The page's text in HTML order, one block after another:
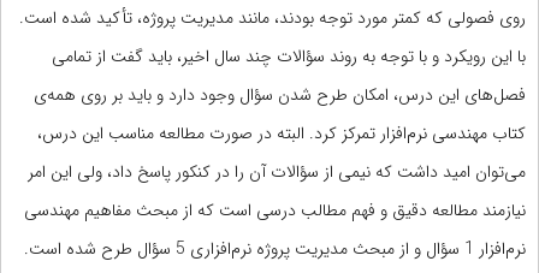
روی فصولی که کمتر مورد توجه بودند، مانند مدیریت پروژه، تأکید شده است.
با این رویکرد و با توجه به روند سؤالات چند سال اخیر، باید گفت از تمامی
فصل‌های این درس، امکان طرح شدن سؤال وجود دارد و باید بر روی همه‌ی
کتاب مهندسی نرم‌افزار تمرکز کرد. البته در صورت مطالعه مناسب این درس،
می‌توان امید داشت که نیمی از سؤالات آن را در کنکور پاسخ داد، ولی این امر
نیازمند مطالعه دقیق و فهم مطالب درسی است که از مبحث مفاهیم مهندسی
نرم‌افزار 1 سؤال و از مبحث مدیریت پروژه نرم‌افزاری 5 سؤال طرح شده است.